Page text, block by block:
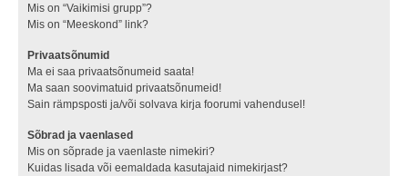
Mis on “Vaikimisi grupp”?
Mis on “Meeskond” link?
Privaatsõnumid
Ma ei saa privaatsõnumeid saata!
Ma saan soovimatuid privaatsõnumeid!
Sain rämpsposti ja/või solvava kirja foorumi vahendusel!
Sõbrad ja vaenlased
Mis on sõprade ja vaenlaste nimekiri?
Kuidas lisada või eemaldada kasutajaid nimekirjast?